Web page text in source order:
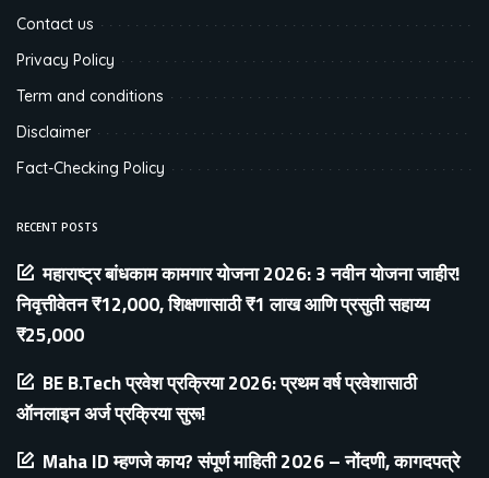
Contact us
Privacy Policy
Term and conditions
Disclaimer
Fact-Checking Policy
RECENT POSTS
महाराष्ट्र बांधकाम कामगार योजना 2026: 3 नवीन योजना जाहीर!
निवृत्तीवेतन ₹12,000, शिक्षणासाठी ₹1 लाख आणि प्रसुती सहाय्य
₹25,000
BE B.Tech प्रवेश प्रक्रिया 2026: प्रथम वर्ष प्रवेशासाठी
ऑनलाइन अर्ज प्रक्रिया सुरू!
Maha ID म्हणजे काय? संपूर्ण माहिती 2026 – नोंदणी, कागदपत्रे